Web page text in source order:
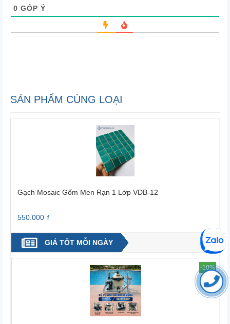
0 GÓP Ý
SẢN PHẨM CÙNG LOẠI
Gạch Mosaic Gốm Men Rạn 1 Lớp VDB-05
550.000 ₫
GIÁ TỐT MỖI NGÀY